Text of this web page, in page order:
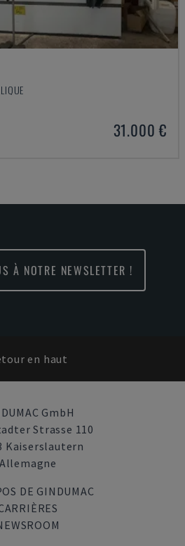
31.000 €
À NOTRE NEWSLETTER !
en haut
GmbH
Strasse 110
Kaiserslautern
Allemagne
DE GINDUMAC